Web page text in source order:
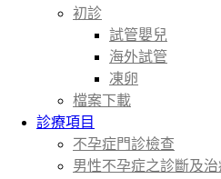
初診
試管嬰兒
海外試管
凍卵
檔案下載
診療項目
不孕症門診檢查
男性不孕症之診斷及治